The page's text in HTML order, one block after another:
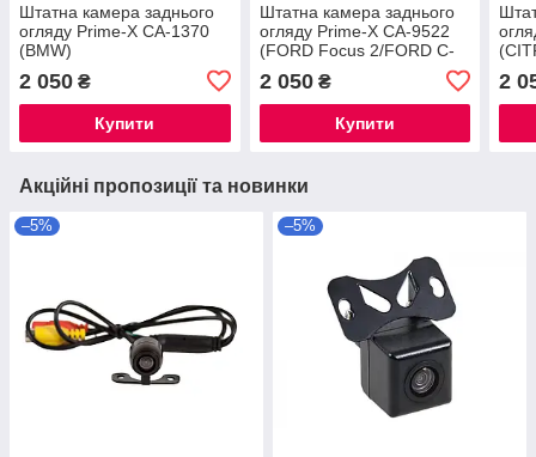
Штатна камера заднього
огляду Prime-X CA-1370
(BMW)
2 050 ₴
Купити
Штатна камера заднього
огляду Prime-X CA-9522
(FORD Focus 2/FORD C-
2 050₴
Купити
2
Акційні пропозиції та новинки
–5% –5%